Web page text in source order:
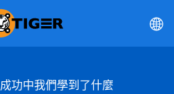
功中我們學到了什麼